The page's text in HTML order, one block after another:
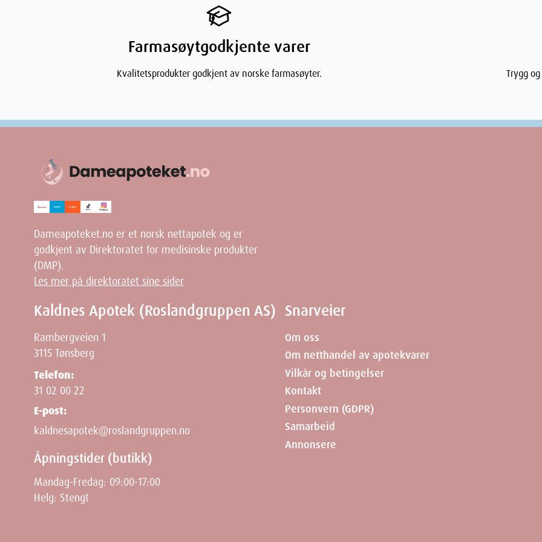
midlertidig hårtap. Den gode nyheten er at dette som oftest er reversibelt, og håret vil
normalt vokse tilbake når balansen er gjenopprettet.
Farmasøytgodkjente varer
Kvalitetsprodukter godkjent av norske farmasøyter. Trygg
Dameapoteket.no er et norsk nettapotek og er
godkjent av Direktoratet for medisinske produkter
(DMP).
Les mer på direktoratet sine sider
Kaldnes Apotek (Roslandgruppen AS)
Rambergveien 1
3115 Tønsberg
Telefon:
31 02 00 22
E-post:
kaldnesapotek@roslandgruppen.no
Åpningstider (butikk)
Mandag-Fredag: 09:00-17:00
Helg: Stengt
Snarveier
Om oss
Om netthandel av apotekvarer
Vilkår og betingelser
Kontakt
Personvern (GDPR)
Samarbeid
Annonsere